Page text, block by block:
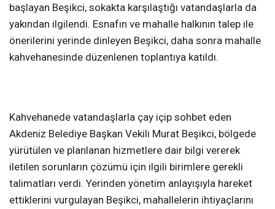
başlayan Beşikci, sokakta karşılaştığı vatandaşlarla da
yakından ilgilendi. Esnafın ve mahalle halkının talep ile
önerilerini yerinde dinleyen Beşikci, daha sonra mahalle
kahvehanesinde düzenlenen toplantıya katıldı.
Kahvehanede vatandaşlarla çay içip sohbet eden
Akdeniz Belediye Başkan Vekili Murat Beşikci, bölgede
yürütülen ve planlanan hizmetlere dair bilgi vererek
iletilen sorunların çözümü için ilgili birimlere gerekli
talimatları verdi. Yerinden yönetim anlayışıyla hareket
ettiklerini vurgulayan Beşikci, mahallelerin ihtiyaçlarını